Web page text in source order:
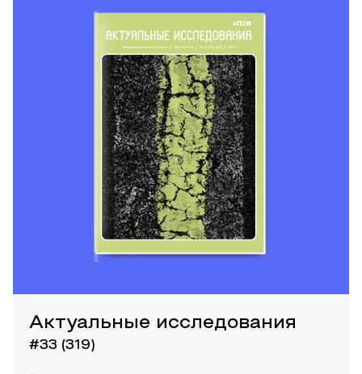
Актуальные исследования
#33 (319)